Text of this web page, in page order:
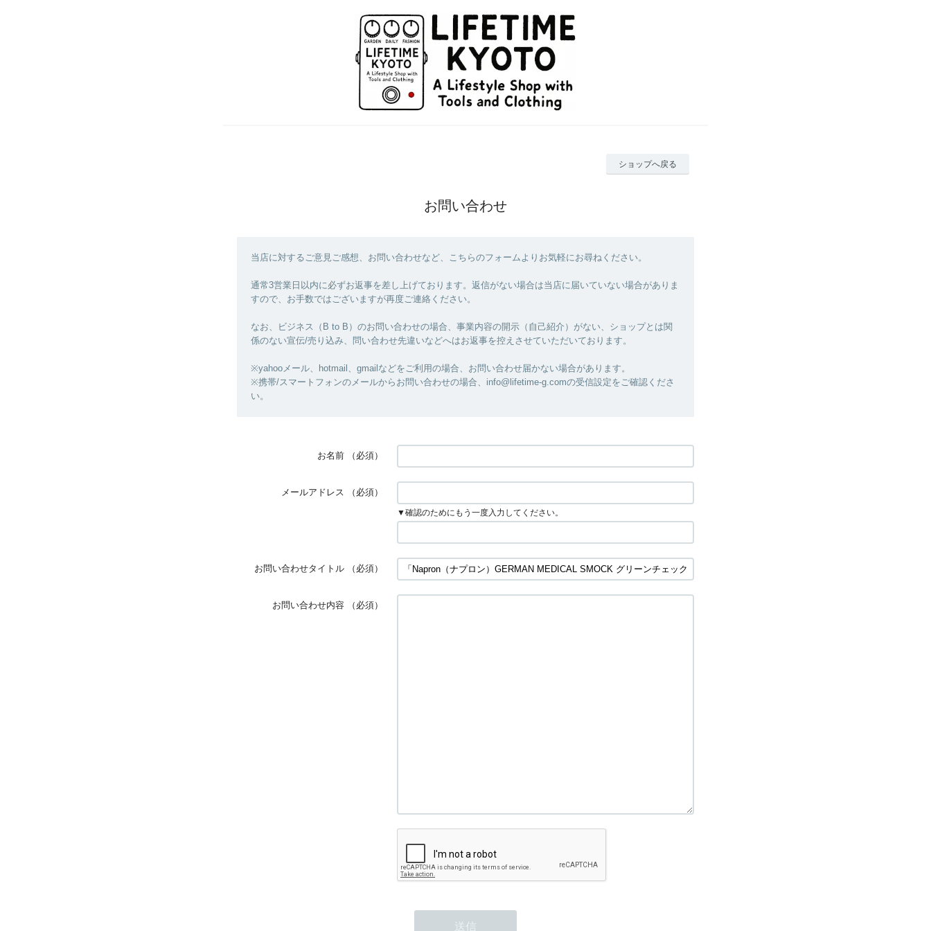
ショップへ戻る
お問い合わせ
当店に対するご意見ご感想、お問い合わせなど、こちらのフォームよりお気軽にお尋ねください。
通常3営業日以内に必ずお返事を差し上げております。返信がない場合は当店に届いていない場合がありま
すので、お手数ではございますが再度ご連絡ください。
なお、ビジネス（B to B）のお問い合わせの場合、事業内容の開示（自己紹介）がない、ショップとは関
係のない宣伝/売り込み、問い合わせ先違いなどへはお返事を控えさせていただいております。
※yahooメール、hotmail、gmailなどをご利用の場合、お問い合わせ届かない場合があります。
※携帯/スマートフォンのメールからお問い合わせの場合、info@lifetime-g.comの受信設定をご確認くださ
い。
お名前 （必須）
メールアドレス （必須）
▼確認のためにもう一度入力してください。
お問い合わせタイトル （必須）
お問い合わせ内容 （必須）